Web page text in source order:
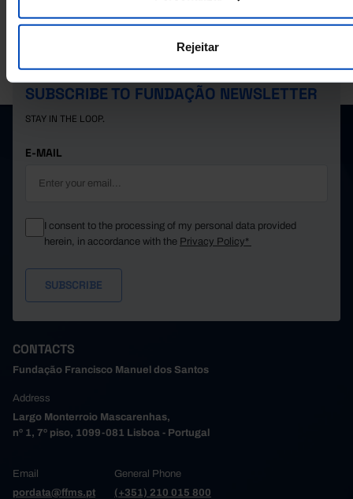
Rejeitar
SUBSCRIBE TO FUNDAÇÃO NEWSLETTER
STAY IN THE LOOP.
E-MAIL
I consent to the processing of my personal data provided
herein, in accordance with the Privacy Policy*
CONTACTS
Fundação Francisco Manuel dos Santos
Address
Largo Monterroio Mascarenhas,
nº 1, 7º piso, 1099-081 Lisboa - Portugal
Email
pordata@ffms.pt
General Phone
(+351) 210 015 800